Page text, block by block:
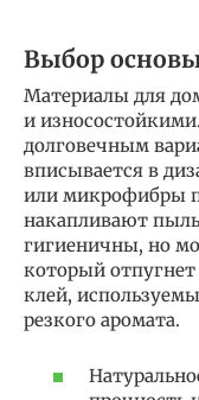
Выбор
Материалы для
и
долговечным
вписывается в
или микрофибры
накапливают
гигиеничны, но
который
клей,
резкого аромата.